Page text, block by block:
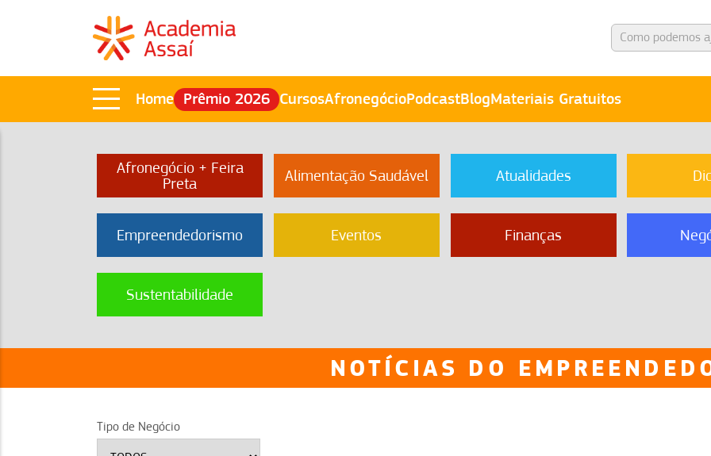
Home Prêmio 2026 CursosAfronegócioPodcastBlogMateriais Gratuitos
Afronegócio + Feira
Preta
Alimentação Saudável Atualidades
Empreendedorismo Eventos Finanças
Sustentabilidade
NOTÍCIAS DO
Tipo de Negócio